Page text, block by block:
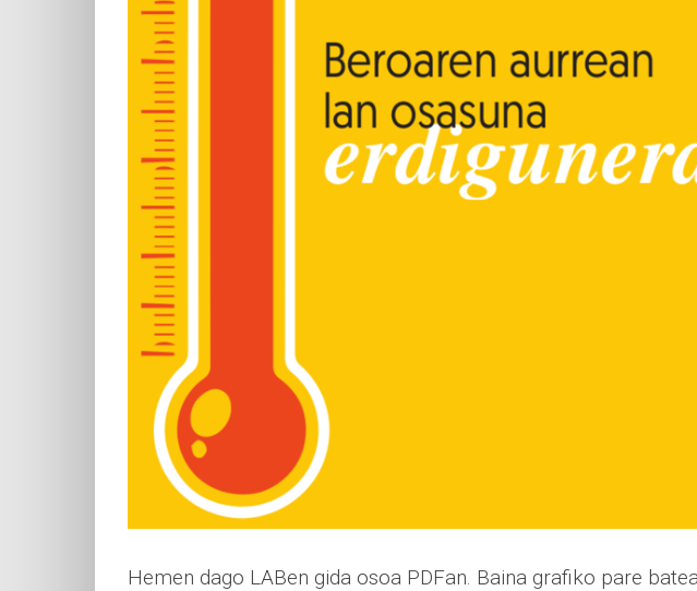
Hemen dago LABen gida osoa PDFan. Baina grafiko pare